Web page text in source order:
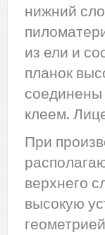
нижний
из ели и
планок
клеем.
При
верхнего
высокую